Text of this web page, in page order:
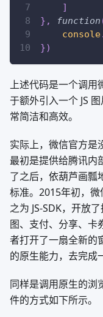
]
} , function
console
})
上述代码是一个调用
于额外引入一个 JS
常简洁和高效。
实际上，微信官方是
最初是提供给腾讯内
了之后，依葫芦画瓢
标准。2015年初，
之为 JS-SDK，开放
图、支付、分享、卡
者打开了一扇全新的
的原生能力，去完成
同样是调用原生的浏
件的方式如下所示。